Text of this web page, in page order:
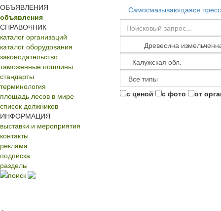
ОБЪЯВЛЕНИЯ
объявления
СПРАВОЧНИК
каталог организаций
каталог оборудования
законодательство
таможенные пошлины
стандарты
терминология
площадь лесов в мире
список должников
ИНФОРМАЦИЯ
выставки и мероприятия
контакты
реклама
подписка
разделы
поиск
Самосмазывающаяся
с ценой с фото от